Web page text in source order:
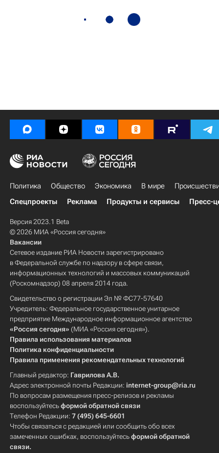
Политика Общество Экономика В мире
Спецпроекты
Реклама Продукты и сервисы Пресс-
Версия 2023.1 Beta
© 2026 МИА «Россия сегодня»
Вакансии
Сетевое издание РИА Новости зарегистрировано
в Федеральной службе по надзору в сфере связи,
информационных технологий и массовых коммуникаций
(Роскомнадзор) 08 апреля 2014 года.
Свидетельство о регистрации Эл № ФС77-57640
Учредитель: Федеральное государственное унитарное
предприятие Международное информационное агентство
«Россия сегодня» (МИА «Россия сегодня»).
Правила использования материалов
Политика конфиденциальности
Правила применения рекомендательных технологий
Главный редактор: Гаврилова А.В.
Адрес электронной почты Редакции: internet-group@ria.ru
По вопросам размещения пресс-релизов и рекламы
воспользуйтесьформой обратной связи
Телефон Редакции: 7 (495) 645-6601
Чтобы связаться с редакцией или сообщить обо всех
замеченных ошибках, воспользуйтесьформой обратной
связи.